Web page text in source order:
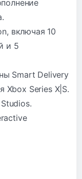
включая 10
и 5
Smart Delivery
Xbox Series X|S.